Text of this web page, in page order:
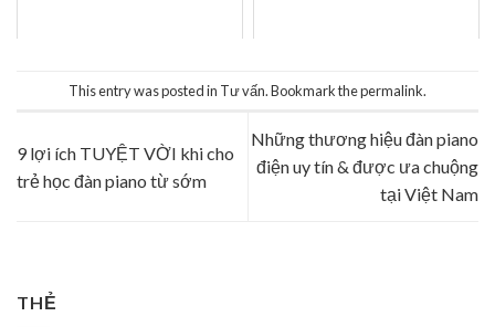
This entry was posted in Tư vấn. Bookmark thepermalink.
9 lợi ích TUYỆT VỜI khi cho
trẻ học đàn piano từ sớm
Những thương hiệu đàn piano
điện uy tín & được ưa chuộng
tại Việt Nam
THẺ